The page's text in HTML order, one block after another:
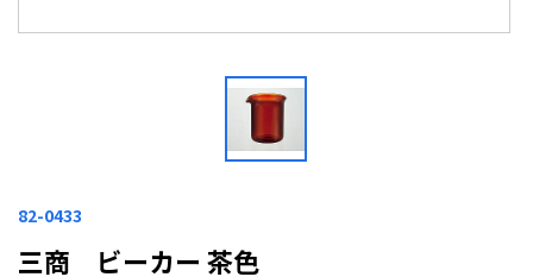
82-0433
三商 ビーカー 茶色